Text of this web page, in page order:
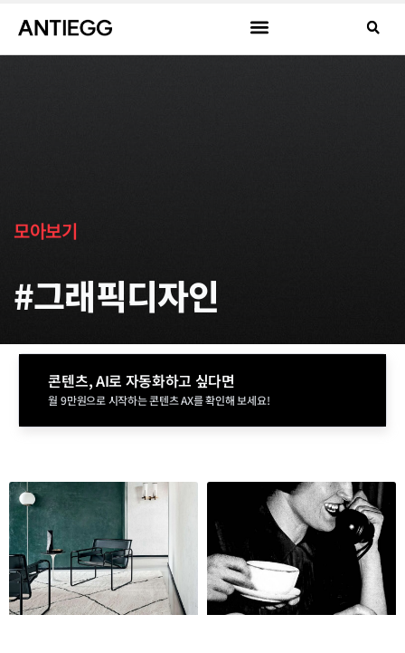
모아보기
#그래픽디자인
콘텐츠, AI로 자동화하고 싶다면
월 9만원으로 시작하는 콘텐츠 AX를 확인해 보세요!